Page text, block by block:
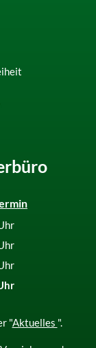
bis 12:00 Uhr
bis 18:00 Uhr
bis 12:00 Uhr
"Aktuelles ".